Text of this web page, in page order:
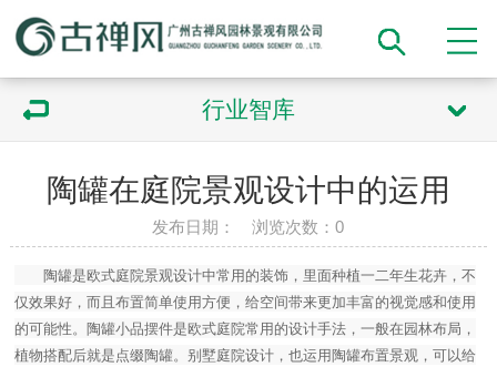
行业智库
陶罐在庭院景观设计中的运用
发布日期： 浏览次数：0
陶罐是欧式庭院景观设计中常用的装饰，里面种植一二年生花卉，不
仅效果好，而且布置简单使用方便，给空间带来更加丰富的视觉感和使用
的可能性。陶罐小品摆件是欧式庭院常用的设计手法，一般在园林布局，
植物搭配后就是点缀陶罐。别墅庭院设计，也运用陶罐布置景观，可以给